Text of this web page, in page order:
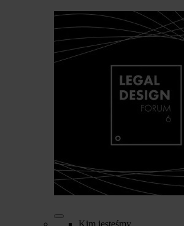
Kim jesteśmy